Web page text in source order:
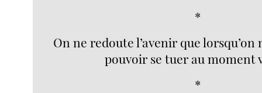
*
On ne redoute l’avenir que lorsqu’on
pouvoir se tuer au moment
*